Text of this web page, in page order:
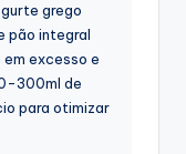
grego
pão integral
excesso e
300ml de
para otimizar